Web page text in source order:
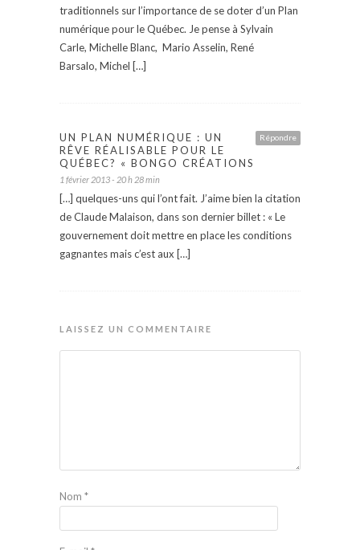
traditionnels sur l’importance de se doter d’un Plan
numérique pour le Québec. Je pense à Sylvain
Carle, Michelle Blanc, Mario Asselin, René
Barsalo, Michel […]
Répondre
UN PLAN NUMÉRIQUE : UN
RÊVE RÉALISABLE POUR LE
QUÉBEC? « BONGO CRÉATIONS
1 février 2013 - 20 h 28 min
[…] quelques-uns qui l’ont fait. J’aime bien la citation
de Claude Malaison, dans son dernier billet : « Le
gouvernement doit mettre en place les conditions
gagnantes mais c’est aux […]
LAISSEZ UN COMMENTAIRE
Nom *